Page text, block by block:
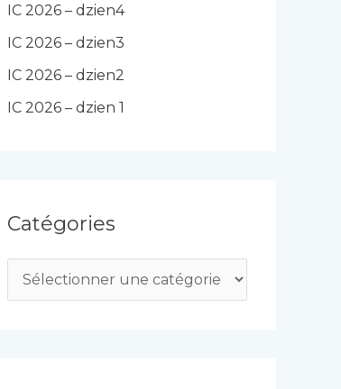
IC 2026 – dzien4
IC 2026 – dzien3
IC 2026 – dzien2
IC 2026 – dzien 1
Catégories
a